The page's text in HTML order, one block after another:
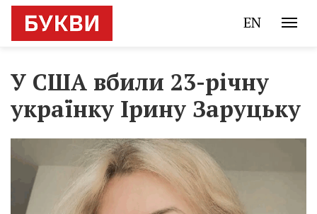
EN
У США вбили 23-річну
українку Ірину Заруцьку